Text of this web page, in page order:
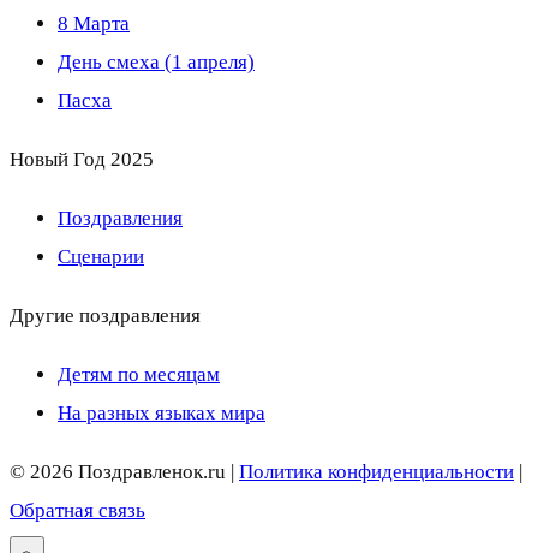
8 Марта
День смеха (1 апреля)
Пасха
Новый Год 2025
Поздравления
Сценарии
Другие поздравления
Детям по месяцам
На разных языках мира
© 2026 Поздравленок.ru | Политика конфиденциальности |
Обратная связь